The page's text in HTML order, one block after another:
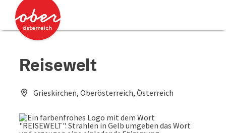
Zum Inhalt
Zum Seitenanfang
Reisewelt
Grieskirchen, Oberösterreich, Österreich